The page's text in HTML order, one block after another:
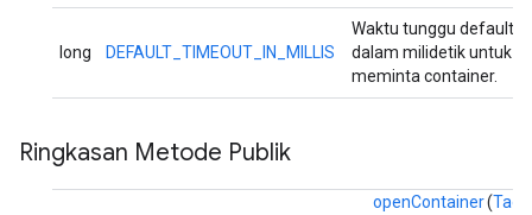
long DEFAULT_TIMEOUT_IN_MILLIS
Waktu tunggu default
dalam milidetik untuk
meminta container.
Ringkasan Metode Publik
openContainer(